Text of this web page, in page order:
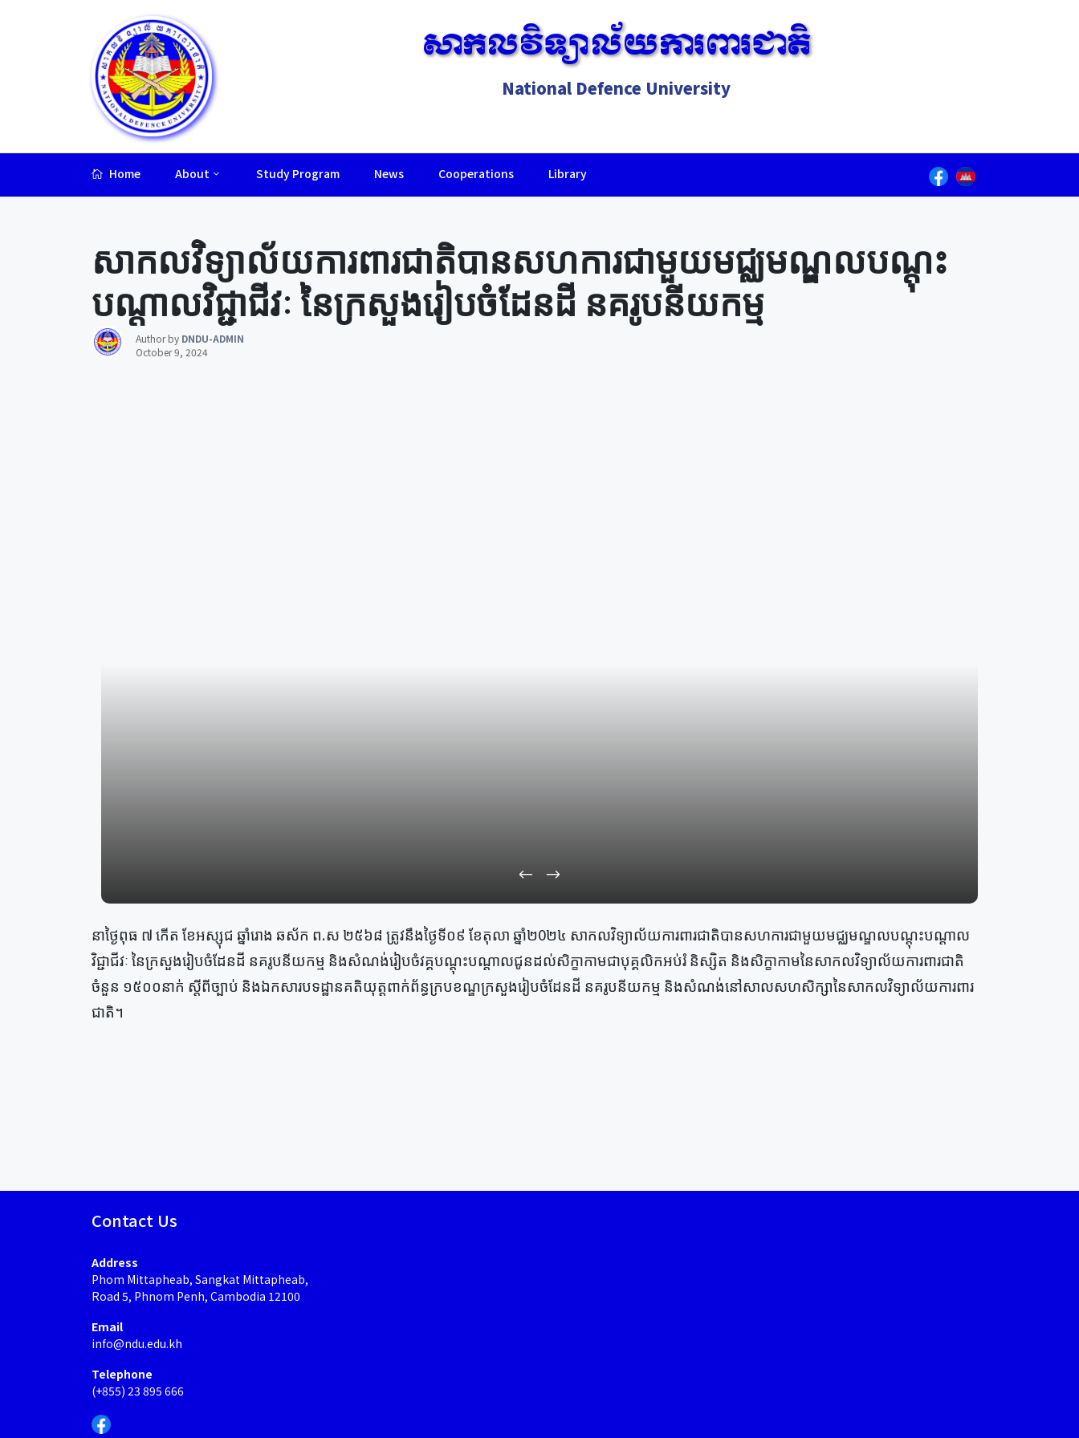
សាកលវិទ្យាល័យការពារជាតិ
National Defence University
Home About Study Program News Cooperations Library
សាកលវិទ្យាល័យការពារជាតិបានសហការជាមួយមជ្ឈមណ្ឌលបណ្ដុះ
បណ្ដាលវិជ្ជាជីវៈ នៃក្រសួងរៀបចំដែនដី នគរូបនីយកម្ម
Author by DNDU-ADMIN
October 9, 2024
នាថ្ងៃពុធ ៧ កើត ខែអស្សុជ ឆ្នាំរោង ឆស័ក ព.ស ២៥៦៨ ត្រូវនឹងថ្ងៃទី០៩ ខែតុលា ឆ្នាំ២0២៤ សាកលវិទ្យាល័យការពារជាតិបានសហការជាមួយមជ្ឈមណ្ឌលបណ្ដុះបណ្ដាល
វិជ្ជាជីវៈ នៃក្រសួងរៀបចំដែនដី នគរូបនីយកម្ម និងសំណង់រៀបចំវគ្គបណ្ដុះបណ្ដាលជូនដល់សិក្ខាកាមជាបុគ្គលិកអប់រំ និស្សិត និងសិក្ខាកាមនៃសាកលវិទ្យាល័យការពារជាតិ
ចំនួន ១៥០០នាក់ ស្ដីពីច្បាប់ និងឯកសារបទដ្ឋានគតិយុត្ដពាក់ព័ន្ធក្របខណ្ឌក្រសួងរៀបចំដែនដី នគរូបនីយកម្ម និងសំណង់នៅសាលសហសិក្សានៃសាកលវិទ្យាល័យការពារ
ជាតិ។
Contact Us
Address
Phom Mittapheab, Sangkat Mittapheab,
Road 5, Phnom Penh, Cambodia 12100
Email
info@ndu.edu.kh
Telephone
(+855) 23 895 666